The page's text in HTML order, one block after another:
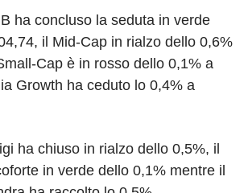
ha concluso la seduta in verde
il Mid-Cap in rialzo dello 0,6%
Cap è in rosso dello 0,1% a
Growth ha ceduto lo 0,4% a
ha chiuso in rialzo dello 0,5%, il
in verde dello 0,1% mentre il